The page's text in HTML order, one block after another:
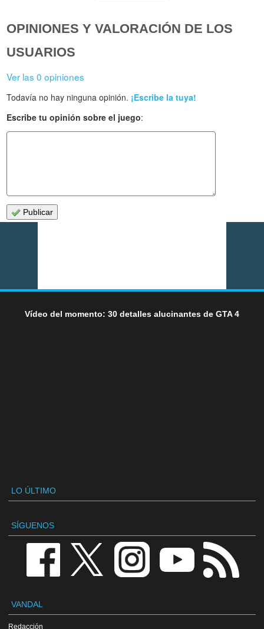
OPINIONES Y VALORACIÓN DE LOS
USUARIOS
Ver las 0 opiniones
Todavía no hay ninguna opinión. ¡Escribe la tuya!
Escribe tu opinión sobre el juego:
Publicar
Vídeo del momento: 30 detalles alucinantes de GTA 4
LO ÚLTIMO
SÍGUENOS
VANDAL
Redacción